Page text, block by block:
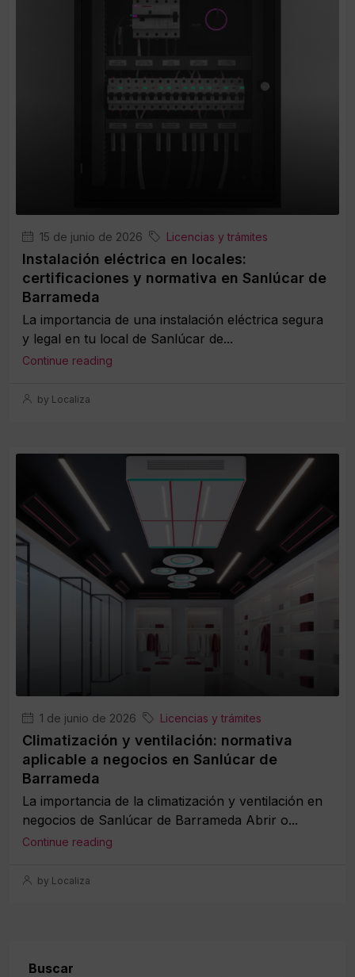
15 de junio de 2026 Licencias y trámites
Instalación eléctrica en locales:
certificaciones y normativa en Sanlúcar de
Barrameda
La importancia de una instalación eléctrica segura
y legal en tu local de Sanlúcar de...
Continue reading
by Localiza
1 de junio de 2026 Licencias y trámites
Climatización y ventilación: normativa
aplicable a negocios en Sanlúcar de
Barrameda
La importancia de la climatización y ventilación en
negocios de Sanlúcar de Barrameda Abrir o...
Continue reading
by Localiza
Buscar